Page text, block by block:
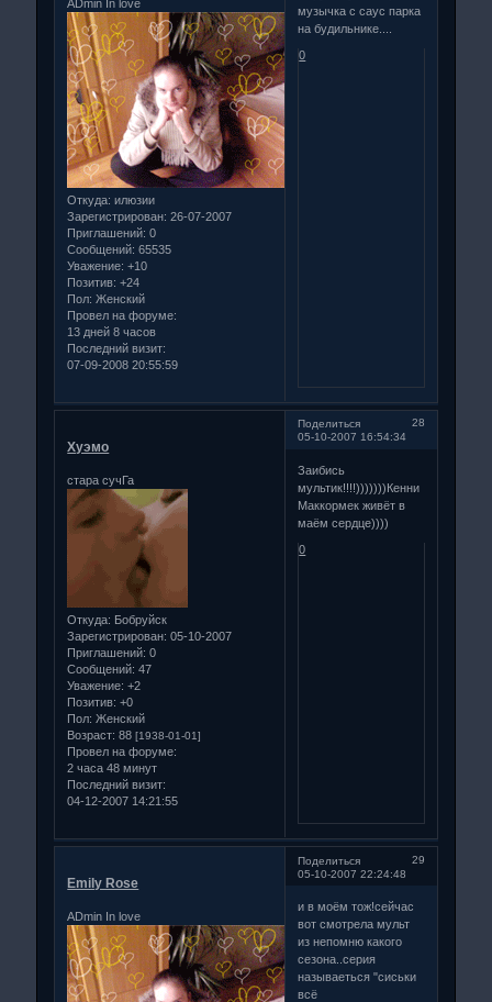
ADmin In love
Откуда: илюзии
Зарегистрирован: 26-07-2007
Приглашений: 0
Сообщений: 65535
Уважение: +10
Позитив: +24
Пол: Женский
Провел на форуме:
13 дней 8 часов
Последний визит:
07-09-2008 20:55:59
музычка с саус парка
на будильнике....
0
Поделиться
28
05-10-2007 16:54:34
Хуэмо
стара сучГа
Откуда: Бобруйск
Зарегистрирован: 05-10-2007
Приглашений: 0
Сообщений: 47
Уважение: +2
Позитив: +0
Пол: Женский
Возраст: 88[1938-01-01]
Провел на форуме:
2 часа 48 минут
Последний визит:
04-12-2007 14:21:55
Заибись
мультик!!!!)))))))Кенни
Маккормек живёт в
маём сердце))))
0
Поделиться
29
05-10-2007 22:24:48
Emily Rose
ADmin In love
и в моём тож!сейчас
вот смотрела мульт
из непомню какого
сезона..серия
называеться "сиськи
всё